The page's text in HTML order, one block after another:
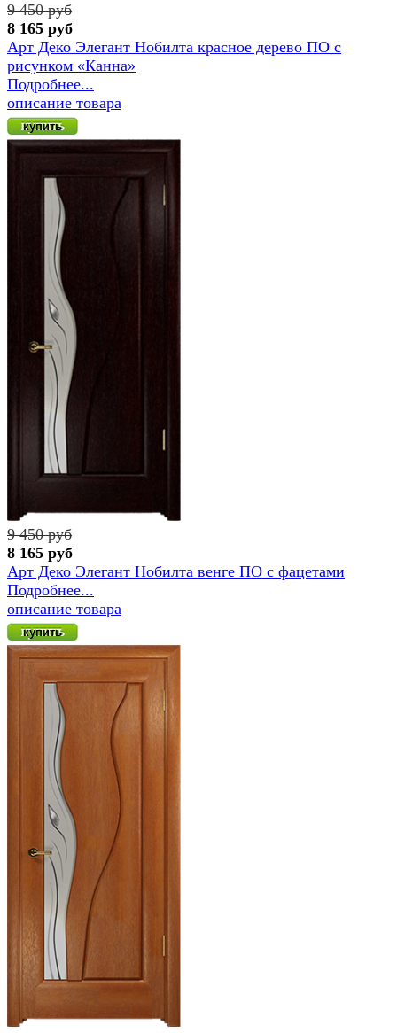
9 450 руб
8 165 руб
Арт Деко Элегант Нобилта красное дерево ПО с
рисунком «Канна»
Подробнее...
описание товара
9 450 руб
8 165 руб
Арт Деко Элегант Нобилта венге ПО с фацетами
Подробнее...
описание товара